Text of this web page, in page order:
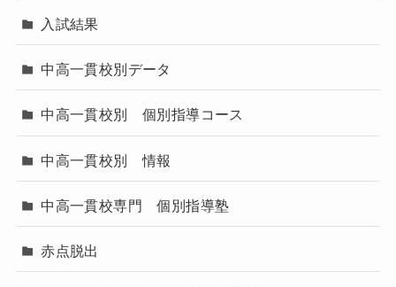
入試結果
中高一貫校別データ
中高一貫校別 個別指導コース
中高一貫校別 情報
中高一貫校専門 個別指導塾
赤点脱出